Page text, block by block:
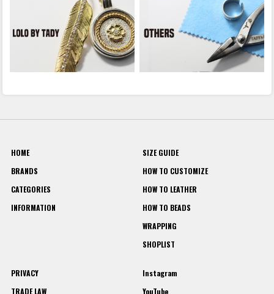
HOME
BRANDS
CATEGORIES
INFORMATION
SIZE GUIDE
HOW TO CUSTOMIZE
HOW TO LEATHER
HOW TO BEADS
WRAPPING
SHOPLIST
PRIVACY
TRADE LAW
Instagram
YouTube